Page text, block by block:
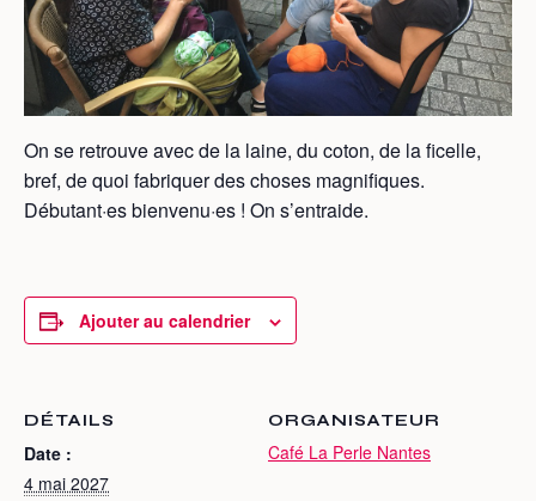
On se retrouve avec de la laine, du coton, de la ficelle,
bref, de quoi fabriquer des choses magnifiques.
Débutant·es bienvenu·es ! On s’entraide.
Ajouter au calendrier
DÉTAILS
Date :
4 mai 2027
ORGANISATEUR
Café La Perle Nantes